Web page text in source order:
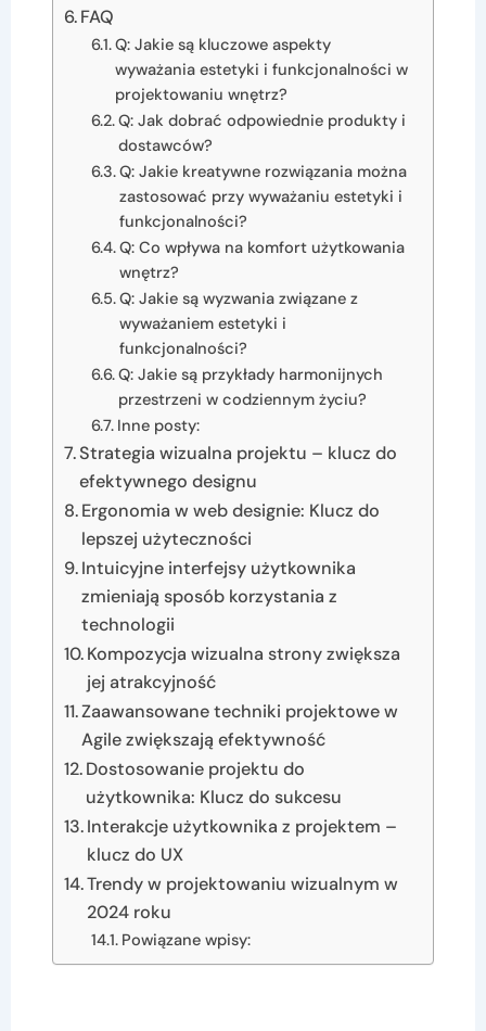
FAQ
Q: Jakie są kluczowe aspekty
wyważania estetyki i funkcjonalności w
projektowaniu wnętrz?
Q: Jak dobrać odpowiednie produkty i
dostawców?
Q: Jakie kreatywne rozwiązania można
zastosować przy wyważaniu estetyki i
funkcjonalności?
Q: Co wpływa na komfort użytkowania
wnętrz?
Q: Jakie są wyzwania związane z
wyważaniem estetyki i
funkcjonalności?
Q: Jakie są przykłady harmonijnych
przestrzeni w codziennym życiu?
Inne posty:
Strategia wizualna projektu – klucz do
efektywnego designu
Ergonomia w web designie: Klucz do
lepszej użyteczności
Intuicyjne interfejsy użytkownika
zmieniają sposób korzystania z
technologii
Kompozycja wizualna strony zwiększa
jej atrakcyjność
Zaawansowane techniki projektowe w
Agile zwiększają efektywność
Dostosowanie projektu do
użytkownika: Klucz do sukcesu
Interakcje użytkownika z projektem –
klucz do UX
Trendy w projektowaniu wizualnym w
2024 roku
Powiązane wpisy: